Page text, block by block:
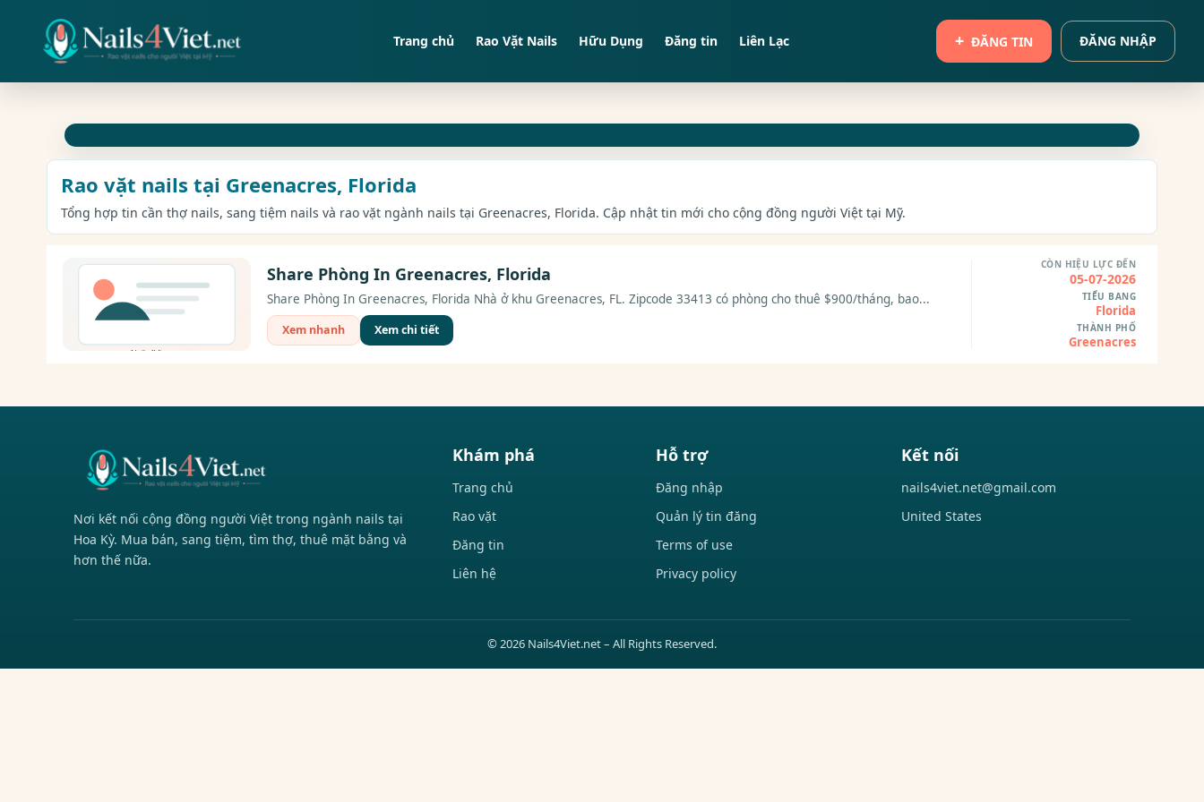
Trang chủ Rao Vặt Nails Hữu Dụng Đăng tin Liên Lạc ĐĂNG TIN ĐĂNG NHẬP
Rao vặt nails tại Greenacres, Florida
Tổng hợp tin cần thợ nails, sang tiệm nails và rao vặt ngành nails tại Greenacres, Florida. Cập nhật tin mới cho cộng đồng người Việt tại Mỹ.
Share Phòng In Greenacres, Florida
Share Phòng In Greenacres, Florida Nhà ở khu Greenacres, FL. Zipcode 33413 có phòng cho thuê $900/tháng, bao...
Xem nhanh Xem chi tiết
CÒN HIỆU LỰC ĐẾN
05-07-2026
TIỂU BANG
Florida
THÀNH PHỐ
Greenacres
Nơi kết nối cộng đồng người Việt trong ngành nails tại
Hoa Kỳ. Mua bán, sang tiệm, tìm thợ, thuê mặt bằng và
hơn thế nữa.
Khám phá
Trang chủ
Rao vặt
Đăng tin
Liên hệ
Hỗ trợ
Đăng nhập
Quản lý tin đăng
Terms of use
Privacy policy
Kết nối
nails4viet.net@gmail.com
United States
© 2026 Nails4Viet.net – All Rights Reserved.